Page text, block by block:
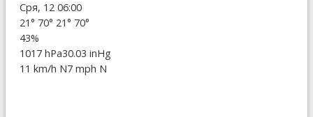
Сря, 12 06:00
21° 70° 21° 70°
43%
1017 hPa30.03 inHg
11 km/h N7 mph N